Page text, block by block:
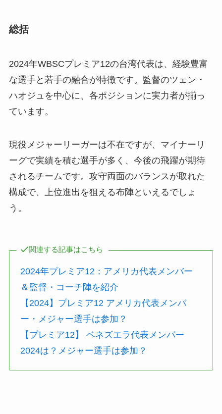
総括
2024年WBSCプレミア12の台湾代表は、経験豊富
な選手と若手の融合が特徴です。監督のツェン・
ハオジュを中心に、各ポジションに実力者が揃っ
ています。
現役メジャーリーガーは不在ですが、マイナーリ
ーグで実績を積む選手が多く、今後の飛躍が期待
されるチームです。攻守両面のバランスが取れた
構成で、上位進出を狙える布陣といえるでしょ
う。
関連する記事はこちら
2024年プレミア12：アメリカ代表メンバー
＆監督・コーチ陣を紹介
【2024】プレミア12 アメリカ代表メンバ
ー・メジャー選手は参加？
【プレミア12】 ベネズエラ代表メンバー
2024は？メジャー選手は参加？